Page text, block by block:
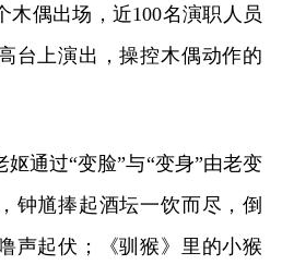
木偶出场，近100名演职人员
台上演出，操控木偶动作的
通过“变脸”与“变身”由老变
钟馗捧起酒坛一饮而尽，倒
声起伏；《驯猴》里的小猴